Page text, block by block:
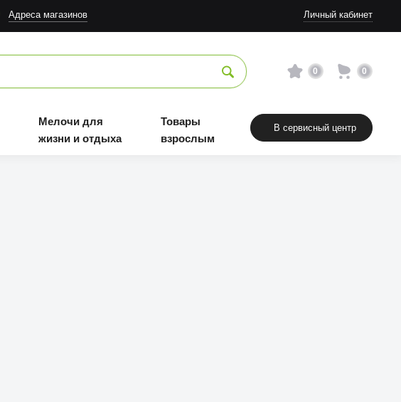
Адреса магазинов Личный кабинет
0 0
Мелочи для
жизни и отдыха
Товары
взрослым
В сервисный центр